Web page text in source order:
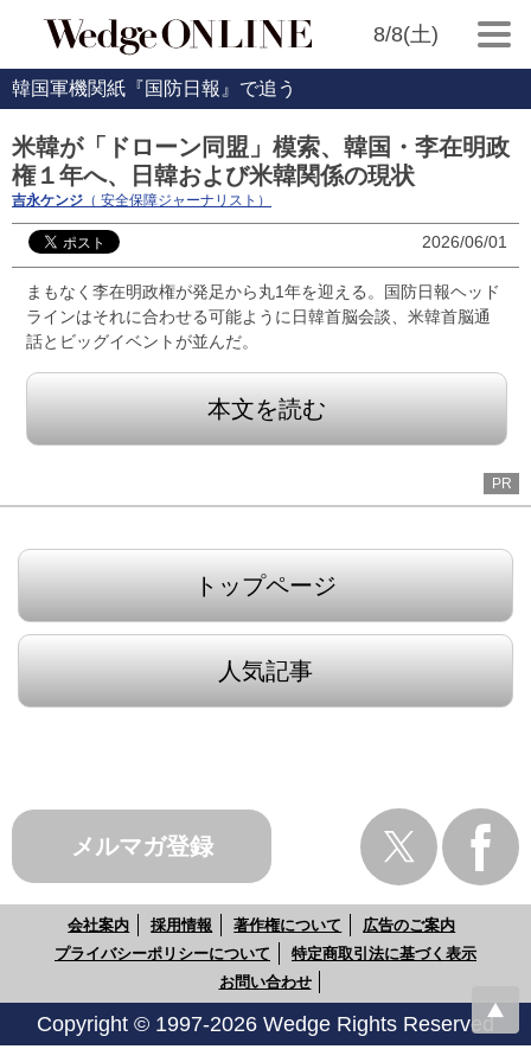
8/8(土)
韓国軍機関紙『国防日報』で追う
米韓が「ドローン同盟」模索、韓国・李在明政
権１年へ、日韓および米韓関係の現状
吉永ケンジ （ 安全保障ジャーナリスト）
2026/06/01
まもなく李在明政権が発足から丸1年を迎える。国防日報ヘッド
ラインはそれに合わせる可能ように日韓首脳会談、米韓首脳通
話とビッグイベントが並んだ。
本文を読む
PR
トップページ
人気記事
メルマガ登録
会社案内 採用情報 著作権について
広告のご案内
プライバシーポリシーについて
特定商取引法に基づく表示
お問い合わせ
Copyright © 1997-2026 Wedge Rights Reserved